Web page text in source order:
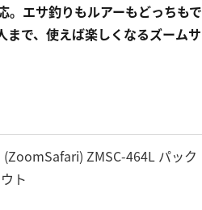
。エサ釣りもルアーもどっちもで
まで、使えば楽しくなるズームサ
ZMSC-464L パック
ト